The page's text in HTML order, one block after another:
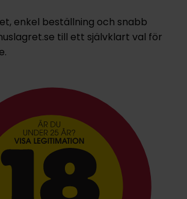
enkel beställning och snabb
till ett självklart val för